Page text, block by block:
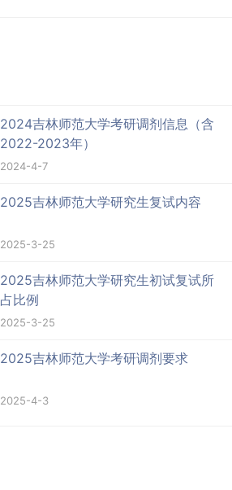
2024吉林师范大学考研调剂信息（含
2022-2023年）
2024-4-7
2025吉林师范大学研究生复试内容
2025-3-25
2025吉林师范大学研究生初试复试所
占比例
2025-3-25
2025吉林师范大学考研调剂要求
2025-4-3